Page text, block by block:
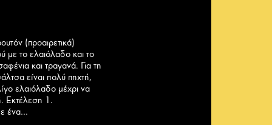
(προαιρετικά)
με το ελαιόλαδο και το
και τραγανά. Για τη
είναι πολύ πηχτή,
ελαιόλαδο μέχρι να
Εκτέλεση 1.
ένα…